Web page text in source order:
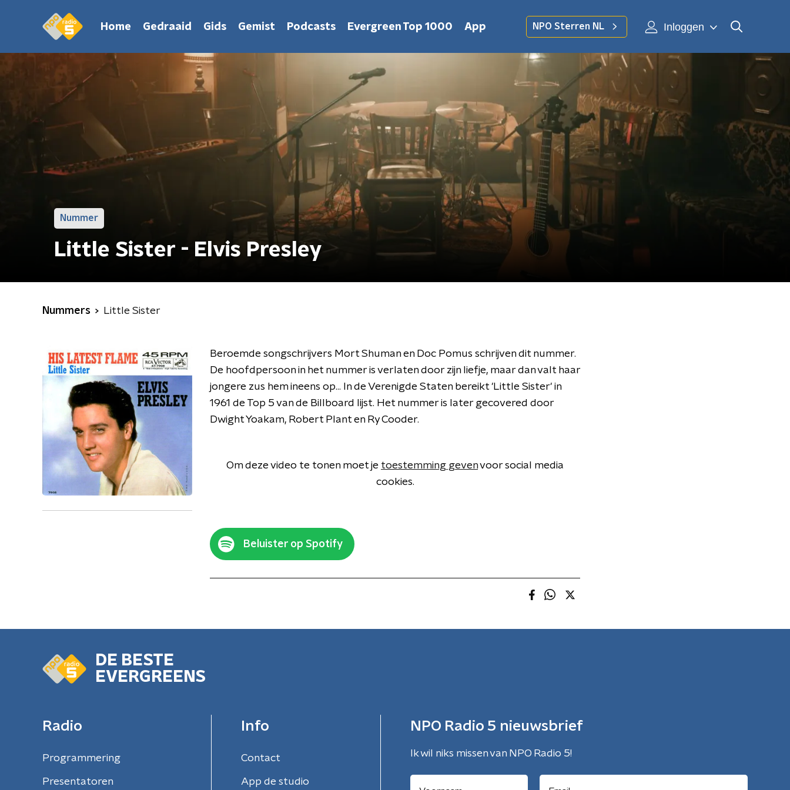
Home Gedraaid Gids Gemist Podcasts Evergreen Top 1000 App NPO Sterren NL Inloggen
Nummer
Little Sister - Elvis Presley
Nummers Little Sister
Beroemde songschrijvers Mort Shuman en Doc Pomus schrijven dit nummer.
De hoofdpersoon in het nummer is verlaten door zijn liefje, maar dan valt haar
jongere zus hem ineens op... In de Verenigde Staten bereikt 'Little Sister' in
1961 de Top 5 van de Billboard lijst. Het nummer is later gecovered door
Dwight Yoakam, Robert Plant en Ry Cooder.
Om deze video te tonen moet je toestemming gevenvoor social media
cookies.
Beluister op Spotify
DE BESTE
EVERGREENS
Radio
Programmering
Presentatoren
Info
Contact
App de studio
NPO Radio 5 nieuwsbrief
Ik wil niks missen van NPO Radio 5!